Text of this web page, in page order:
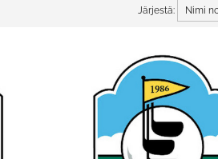
Järjestä: